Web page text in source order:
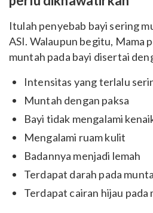
Itulah penyebab bayi sering
ASI. Walaupun begitu, Mama
muntah pada bayi disertai
Intensitas yang terlalu
Muntah dengan paksa
Bayi tidak mengalami
Mengalami ruam kulit
Badannya menjadi lemah
Terdapat darah pada
Terdapat cairan hijau pada